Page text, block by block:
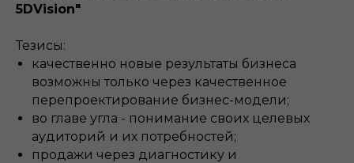
5DVision"
Тезисы:
качественно новые результаты бизнеса
возможны только через качественное
перепроектирование бизнес-модели;
во главе угла - понимание своих целевых
аудиторий и их потребностей;
продажи через диагностику и